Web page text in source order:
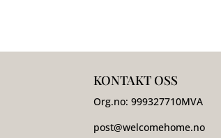
KONTAKT OSS
Org.no:999327710MVA
post@welcomehome.no